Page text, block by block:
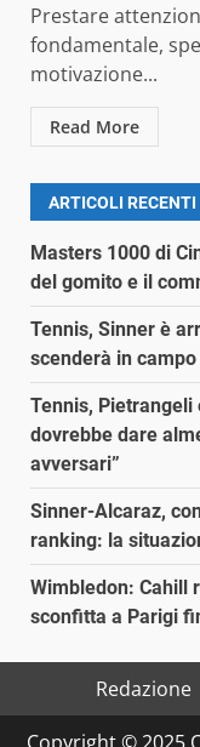
Prestare
fondamentale,
motivazione...
Read More
ARTICOLI RECENTI
Masters 1000 di
del gomito e il
Tennis, Sinner è
scenderà in campo
Tennis, Pietrangeli
dovrebbe dare
avversari”
Sinner-Alcaraz,
ranking: la
Wimbledon: Cahill
sconfitta a Parigi
Redazione